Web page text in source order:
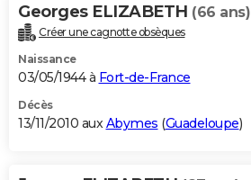
Georges ELIZABETH (66 ans)
Créer une cagnotte obsèques
Naissance
03/05/1944 à Fort-de-France
Décès
13/11/2010 auxAbymes (Guadeloupe)